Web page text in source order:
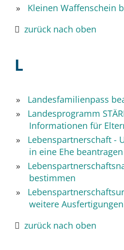
Kleinen Waffenschein
zurück nach oben
L
Landesfamilienpass
Landesprogramm
Informationen für
Lebenspartnerschaft -
in eine Ehe beantragen
bestimmen
weitere
zurück nach oben